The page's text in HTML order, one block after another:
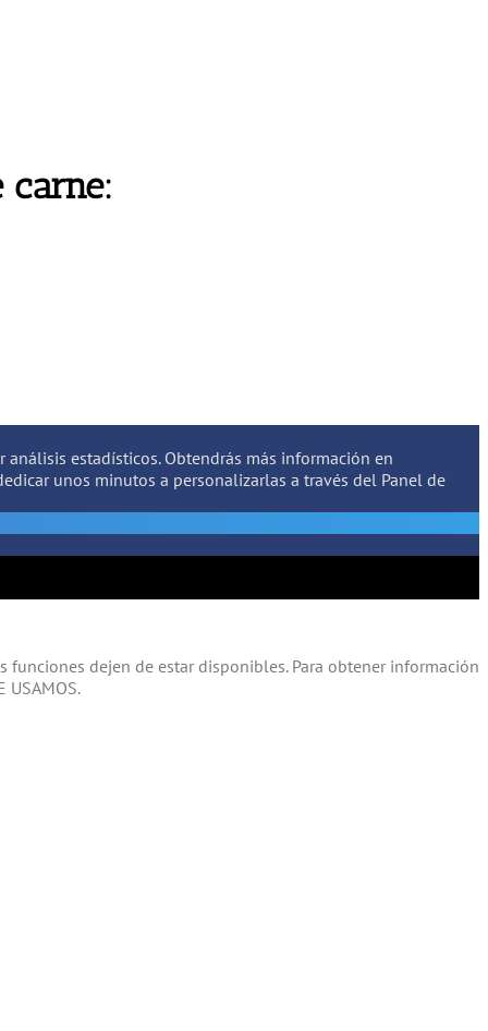
carne:
estadísticos. Obtendrás más información en
unos minutos a personalizarlas a través del Panel de
funciones dejen de estar disponibles. Para obtener información
USAMOS.